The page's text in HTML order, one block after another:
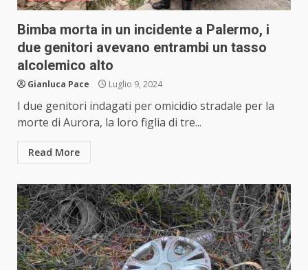
Bimba morta in un incidente a Palermo, i
due genitori avevano entrambi un tasso
alcolemico alto
Gianluca Pace Luglio 9, 2024
I due genitori indagati per omicidio stradale per la
morte di Aurora, la loro figlia di tre...
Read More